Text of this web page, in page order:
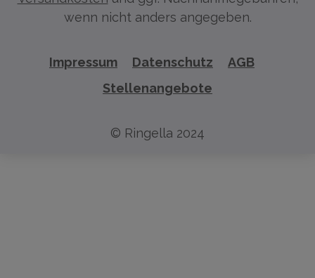
wenn nicht anders angegeben.
Impressum Datenschutz
AGB
Stellenangebote
© Ringella 2024